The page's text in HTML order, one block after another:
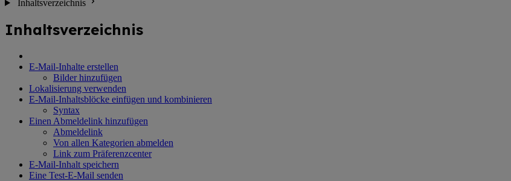
Inhaltsverzeichnis
Inhaltsverzeichnis
E-Mail-Inhalte erstellen
Bilder hinzufügen
Lokalisierung verwenden
E-Mail-Inhaltsblöcke einfügen und kombinieren
Syntax
Einen Abmeldelink hinzufügen
Abmeldelink
Von allen Kategorien abmelden
Link zum Präferenzcenter
E-Mail-Inhalt speichern
Eine Test-E-Mail senden